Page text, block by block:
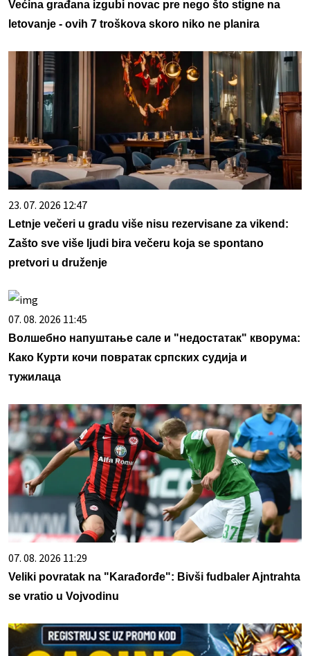
Većina građana izgubi novac pre nego što stigne na
letovanje - ovih 7 troškova skoro niko ne planira
23. 07. 2026 12:47
Letnje večeri u gradu više nisu rezervisane za vikend:
Zašto sve više ljudi bira večeru koja se spontano
pretvori u druženje
07. 08. 2026 11:45
Волшебно напуштање сале и "недостатак" кворума:
Како Курти кочи повратак српских судија и
тужилаца
07. 08. 2026 11:29
Veliki povratak na "Karađorđe": Bivši fudbaler Ajntrahta
se vratio u Vojvodinu